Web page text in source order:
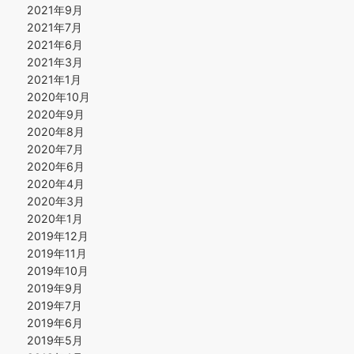
2021年9月
2021年7月
2021年6月
2021年3月
2021年1月
2020年10月
2020年9月
2020年8月
2020年7月
2020年6月
2020年4月
2020年3月
2020年1月
2019年12月
2019年11月
2019年10月
2019年9月
2019年7月
2019年6月
2019年5月